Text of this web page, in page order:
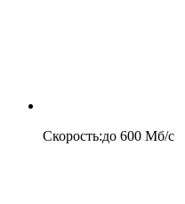
Скорость:до 600 Мб/c